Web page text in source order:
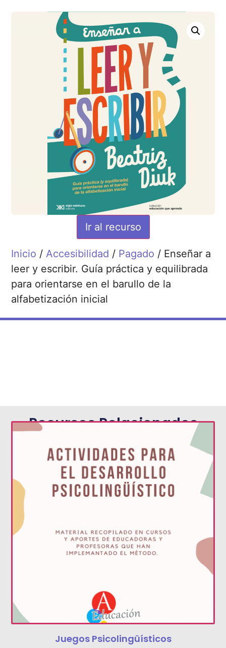
Ir al recurso
Inicio /Accesibilidad / Pagado / Enseñar a
leer y escribir. Guía práctica y equilibrada
para orientarse en el barullo de la
alfabetización inicial
Recursos Relacionados
Juegos Psicolingüísticos